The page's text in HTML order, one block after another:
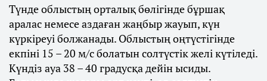
Түнде облыстың орталық бөлігінде бұршақ
аралас немесе аздаған жаңбыр жауып, күн
күркіреуі болжанады. Облыстың оңтүстігінде
екпіні 15 – 20 м/с болатын солтүстік желі күтіледі.
Күндіз ауа 38 – 40 градусқа дейін ысиды.